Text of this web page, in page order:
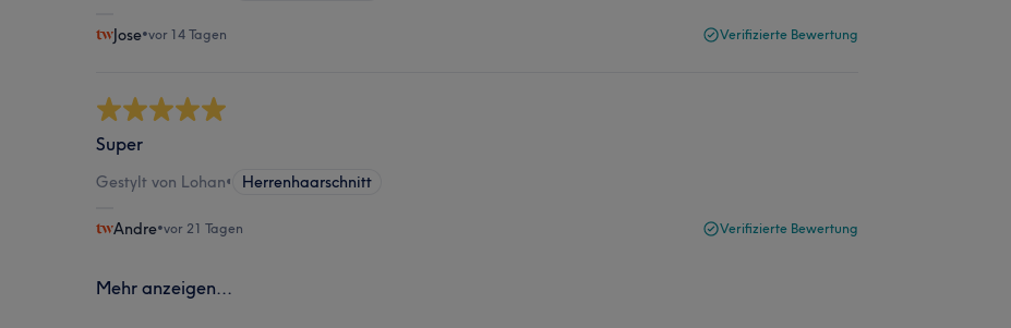
Jose•vor 14 Tagen Verifizierte Bewertung
Super
Gestylt von Lohan• Herrenhaarschnitt
Andre•vor 21 Tagen Verifizierte Bewertung
Mehr anzeigen...